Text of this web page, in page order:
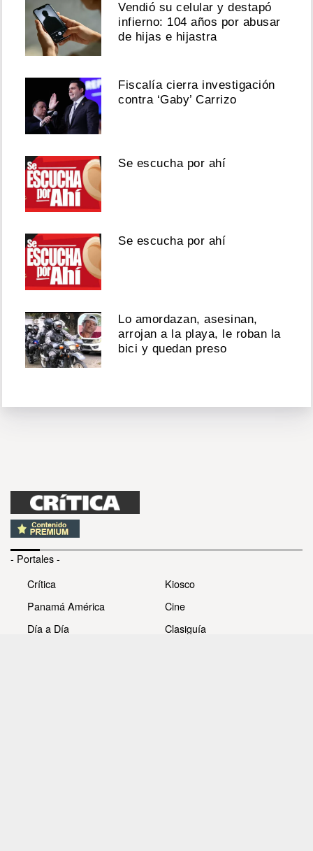
Vendió su celular y destapó
infierno: 104 años por abusar
de hijas e hijastra
Fiscalía cierra investigación
contra ‘Gaby’ Carrizo
Se escucha por ahí
Se escucha por ahí
Lo amordazan, asesinan,
arrojan a la playa, le roban la
bici y quedan preso
- Portales -
Crítica
Panamá América
Día a Día
Kiosco
Cine
Clasiguía